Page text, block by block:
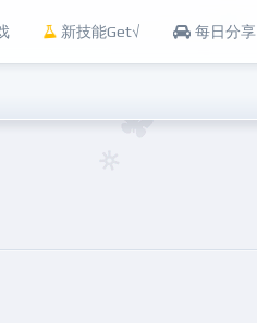
新技能Get√ 每日分享